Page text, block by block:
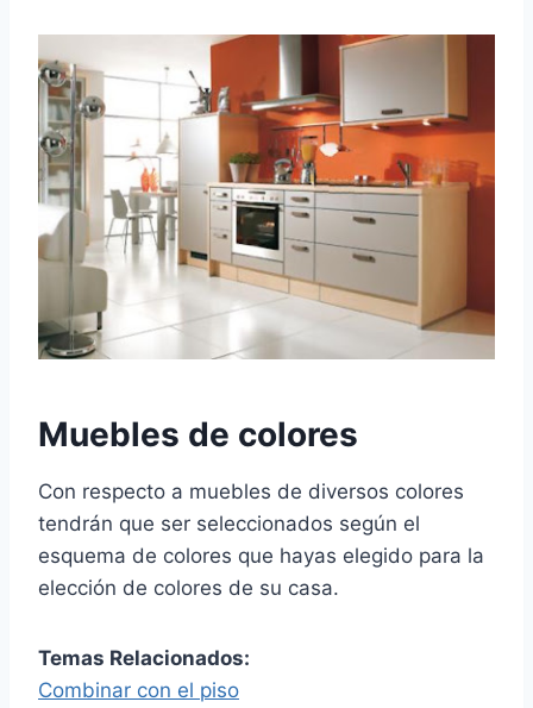
Muebles de colores
Con respecto a muebles de diversos colores
tendrán que ser seleccionados según el
esquema de colores que hayas elegido para la
elección de colores de su casa.
Temas Relacionados:
Combinar con el piso